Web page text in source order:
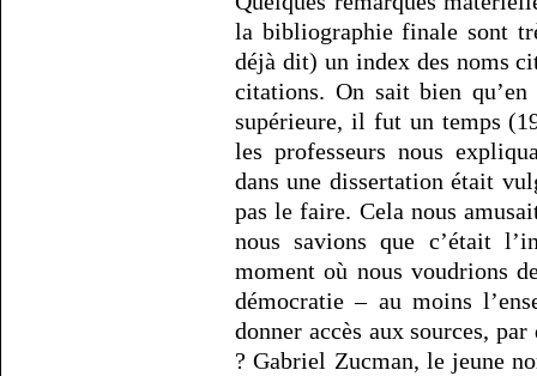
la bibliographie finale sont
déjà dit) un index des noms
citations. On sait bien
supérieure, il fut un temps
les professeurs nous
dans une dissertation était
pas le faire. Cela nous
nous savions que c’était
moment où nous voudrions
démocratie – au moins
donner accès aux sources,
? Gabriel Zucman, le jeune